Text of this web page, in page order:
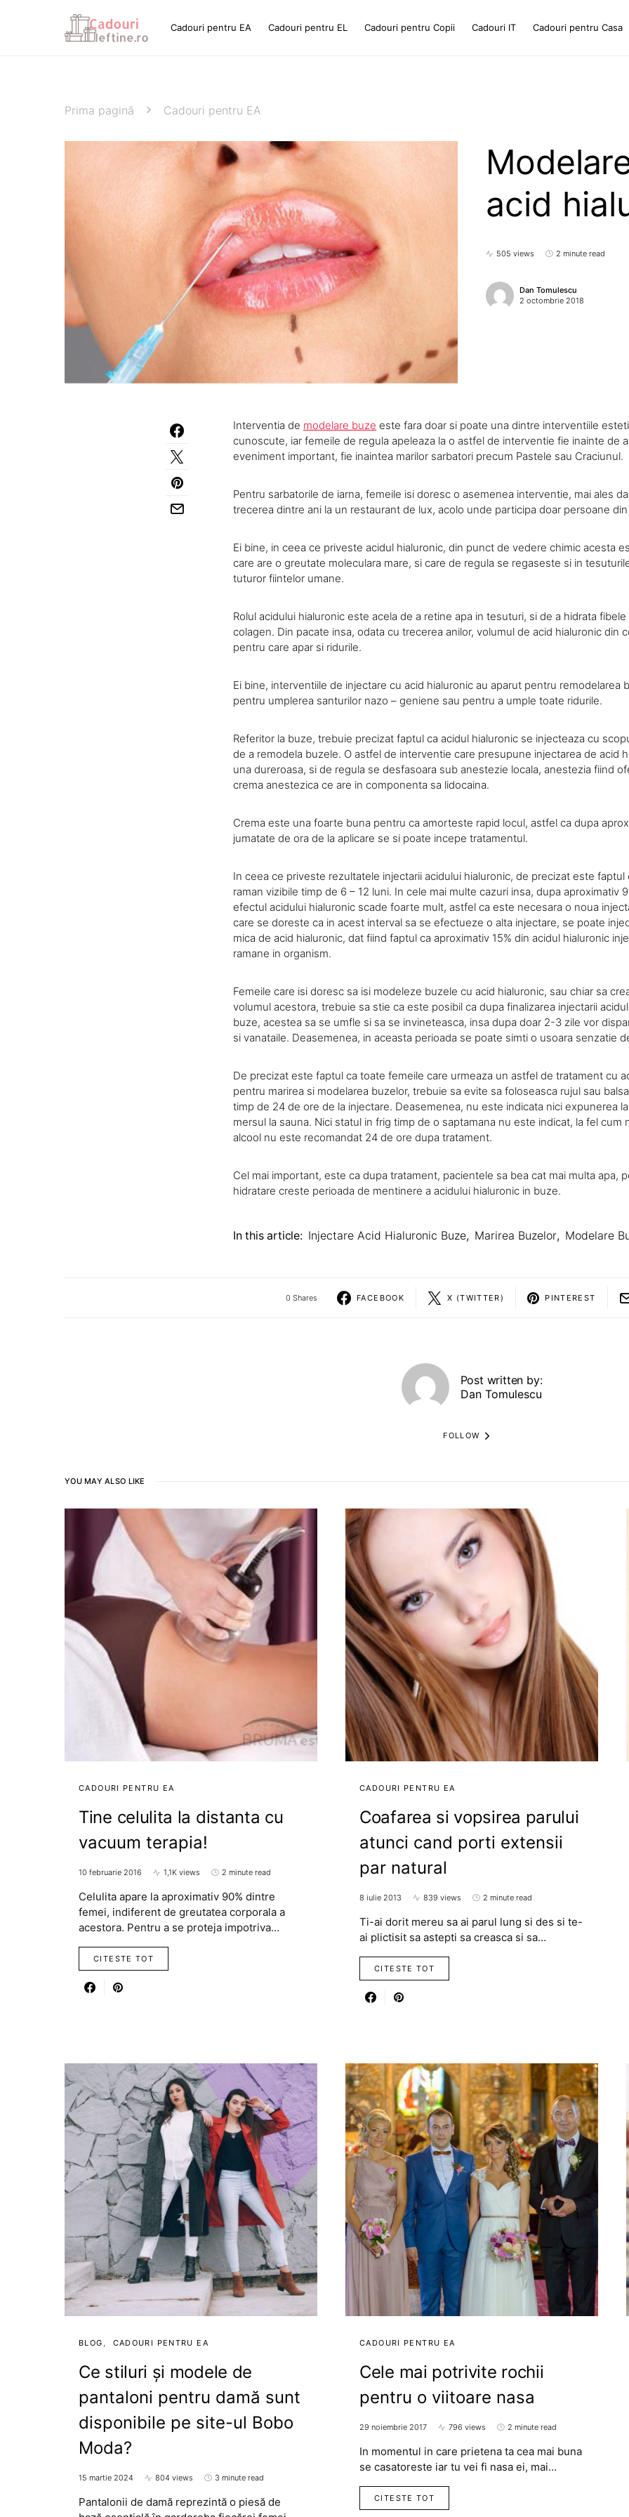
Cadouri pentru EA Cadouri pentru EL Cadouri pentru Copii Cadouri IT Cadouri pentru Casa
Prima pagină Cadouri pentru EA
acid
505 views 2 minute read
Dan Tomulescu
2 octombrie 2018
Interventia de modelare buze este fara doar si poate una dintre interventiile
cunoscute, iar femeile de regula apeleaza la o astfel de interventie fie inainte de
eveniment important, fie inaintea marilor sarbatori precum Pastele sau Craciunul.
Pentru sarbatorile de iarna, femeile isi doresc o asemenea interventie, mai ales
trecerea dintre ani la un restaurant de lux, acolo unde participa doar persoane
Ei bine, in ceea ce priveste acidul hialuronic, din punct de vedere chimic acesta
care are o greutate moleculara mare, si care de regula se regaseste si in
tuturor fiintelor umane.
Rolul acidului hialuronic este acela de a retine apa in tesuturi, si de a hidrata
colagen. Din pacate insa, odata cu trecerea anilor, volumul de acid hialuronic din
pentru care apar si ridurile.
Ei bine, interventiile de injectare cu acid hialuronic au aparut pentru remodelarea
pentru umplerea santurilor nazo – geniene sau pentru a umple toate ridurile.
Referitor la buze, trebuie precizat faptul ca acidul hialuronic se injecteaza cu
de a remodela buzele. O astfel de interventie care presupune injectarea de acid
una dureroasa, si de regula se desfasoara sub anestezie locala, anestezia fiind
crema anestezica ce are in componenta sa lidocaina.
Crema este una foarte buna pentru ca amorteste rapid locul, astfel ca dupa
jumatate de ora de la aplicare se si poate incepe tratamentul.
In ceea ce priveste rezultatele injectarii acidului hialuronic, de precizat este faptul
raman vizibile timp de 6 – 12 luni. In cele mai multe cazuri insa, dupa aproximativ
efectul acidului hialuronic scade foarte mult, astfel ca este necesara o noua
care se doreste ca in acest interval sa se efectueze o alta injectare, se poate
mica de acid hialuronic, dat fiind faptul ca aproximativ 15% din acidul hialuronic
ramane in organism.
Femeile care isi doresc sa isi modeleze buzele cu acid hialuronic, sau chiar sa
volumul acestora, trebuie sa stie ca este posibil ca dupa finalizarea injectarii
buze, acestea sa se umfle si sa se invineteasca, insa dupa doar 2-3 zile vor
si vanataile. Deasemenea, in aceasta perioada se poate simti o usoara senzatie
De precizat este faptul ca toate femeile care urmeaza un astfel de tratament cu
pentru marirea si modelarea buzelor, trebuie sa evite sa foloseasca rujul sau
timp de 24 de ore de la injectare. Deasemenea, nu este indicata nici expunerea
mersul la sauna. Nici statul in frig timp de o saptamana nu este indicat, la fel cum
alcool nu este recomandat 24 de ore dupa tratament.
Cel mai important, este ca dupa tratament, pacientele sa bea cat mai multa apa,
hidratare creste perioada de mentinere a acidului hialuronic in buze.
In this article: Injectare Acid Hialuronic Buze, Marirea Buzelor, Modelare
0 Shares FACEBOOK X (TWITTER) PINTEREST
Post written by:
Dan Tomulescu
FOLLOW
YOU MAY ALSO LIKE
CADOURI PENTRU EA
Tine celulita la distanta cu
vacuum terapia!
10 februarie 2016 1,1K views 2 minute read
Celulita apare la aproximativ 90% dintre
femei, indiferent de greutatea corporala a
acestora. Pentru a se proteja impotriva…
CITESTE TOT
CADOURI PENTRU EA
Coafarea si vopsirea parului
atunci cand porti extensii
par natural
8 iulie 2013 839 views 2 minute read
Ti-ai dorit mereu sa ai parul lung si des si te-
ai plictisit sa astepti sa creasca si sa…
CITESTE TOT
BLOG CADOURI PENTRU EA
Ce stiluri și modele de
pantaloni pentru damă sunt
disponibile pe site-ul Bobo
Moda?
15 martie 2024 804 views 3 minute read
Pantalonii de damă reprezintă o piesă de
CADOURI PENTRU EA
Cele mai potrivite rochii
pentru o viitoare nasa
29 noiembrie 2017 796 views 2 minute read
In momentul in care prietena ta cea mai buna
se casatoreste iar tu vei fi nasa ei, mai…
CITESTE TOT